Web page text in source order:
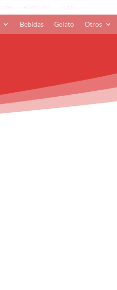
Bebidas Gelato Otros